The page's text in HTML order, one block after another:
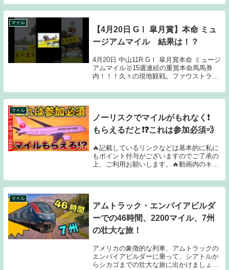
答えしていきます。【今週はNHKマイルカ
ップ】５月１１日に東京競馬場で行われる
マイル
【4月20日 GⅠ 皐月賞】本命 ミュ
ージアムマイル 結果は！？
4月20日 中山11R GⅠ 皐月賞本命 ミュージ
アムマイル🥇15週連続の重賞本命馬馬券
内！！！久々の現地観戦。ファウストラー
声は凄かったです。そんな中でもミュージ
アムマイルが圧倒的1番人気のクロワデ
マイル
ノーリスクでマイルがもれなく❗️
もらえるだと❗️❓これは参加必須💨
🔥記載しているリンクなどは基本的に私に
もポイント付与がございますのでご了承の
上、ご利用お願いします。🔥動画内のキャ
いますがご利用する際は公式サイトなどに
ご自身で確認の上、自己責任でご利用をお
マイル
アムトラック・エンパイアビルダ
ーでの46時間、2200マイル、7州
の壮大な旅！
アメリカの象徴的な列車、アムトラックの
エンパイアビルダーに乗って、シアトルか
らシカゴまでの壮大な旅に出かけましょ